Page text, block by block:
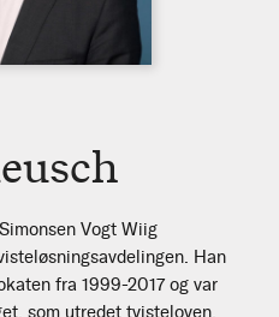
Vogt Wiig
Han
fra 1999-2017 og var
som utredet tvisteloven.